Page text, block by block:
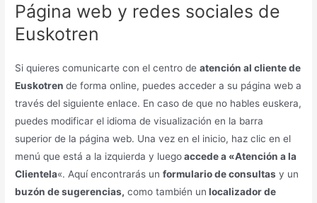
Página web y redes sociales de
Euskotren
Si quieres comunicarte con el centro deatención al cliente de
Euskotrende forma online, puedes acceder a su página web a
través del siguiente enlace. En caso de que no hables euskera,
puedes modificar el idioma de visualización en la barra
superior de la página web. Una vez en el inicio, haz clic en el
menú que está a la izquierda y luegoaccede a «Atención a la
Clientela«. Aquí encontrarás unformulario de consultas y un
buzón de sugerencias, como también un localizador de